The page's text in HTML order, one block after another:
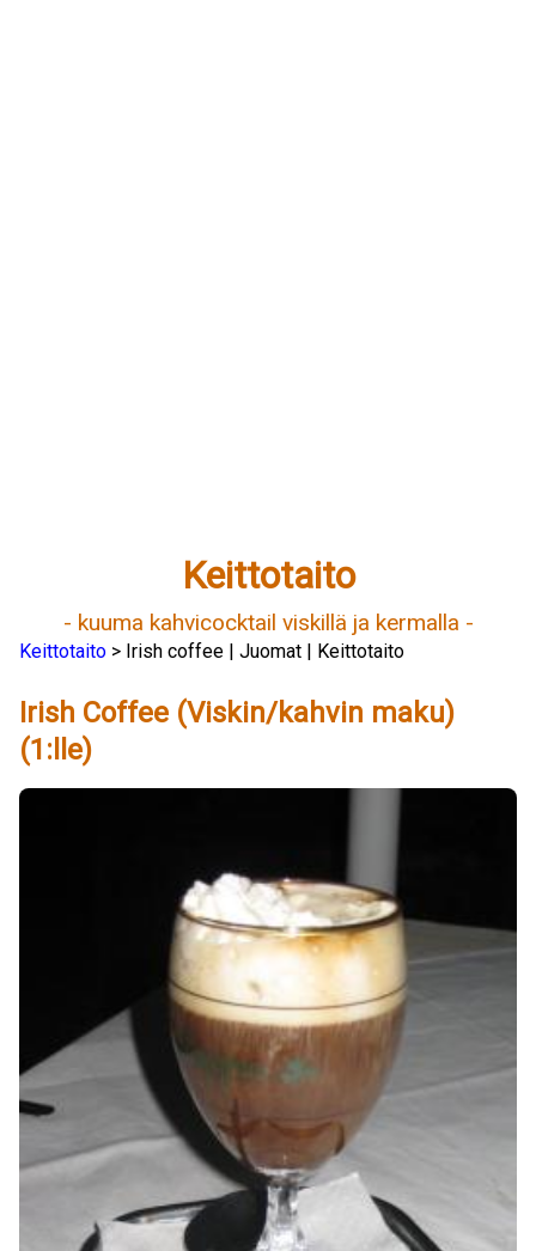
Keittotaito
- kuuma kahvicocktail viskillä ja kermalla -
Keittotaito > Irish coffee | Juomat | Keittotaito
Irish Coffee (Viskin/kahvin maku)
(1:lle)